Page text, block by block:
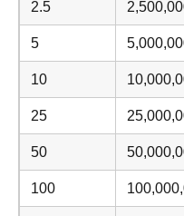
2.5
5
10
25
50
100